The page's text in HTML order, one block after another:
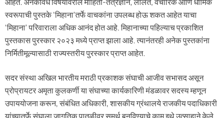
स्वरूपाची पुस्तके ‘मिहाना’तर्फे वाचकांना उपलब्ध होऊ शकत आहेत याचा
‘मिहाना’ परिवाराला अधिक आनंद होत आहे. मिहानाच्या पहिल्याच प्रकाशित
पुस्तकास पुरस्कार २०२३ मध्ये प्राप्त झाला आहे. त्यानंतरही अनेक पुस्तकांना
निर्मितीमूल्यासाठी राज्यस्तरीय पुरस्कार प्राप्त आहेत.
सदर संस्था अखिल भारतीय मराठी प्रकाशक संघाची आजीव सभासद असून
प्रोप्रायटर अमृता कुलकर्णी या संघाच्या कार्यकारिणी मंडळावर सदस्य म्हणून
उपाययोजना करून, संबंधित अधिकारी, शासकीय ग्रंथालये राजकीय पदाधिकारी